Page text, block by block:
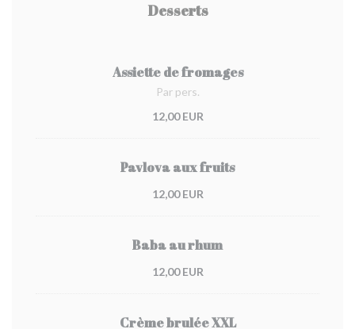
Desserts
Assiette de fromages
Par pers.
12,00 EUR
Pavlova aux fruits
12,00 EUR
Baba au rhum
12,00 EUR
Crème brulée XXL